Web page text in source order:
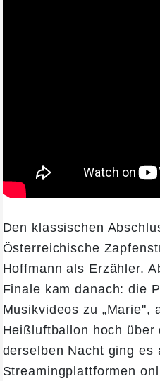
Den klassischen
Österreichische
Hoffmann als Erzähler.
Finale kam danach: die
Musikvideos zu „Marie",
Heißluftballon hoch
derselben Nacht ging es
Streamingplattformen